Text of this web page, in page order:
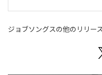
ジョブソングスの他のリリー